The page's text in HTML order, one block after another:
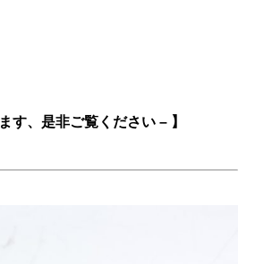
す、是非ご覧ください – 】